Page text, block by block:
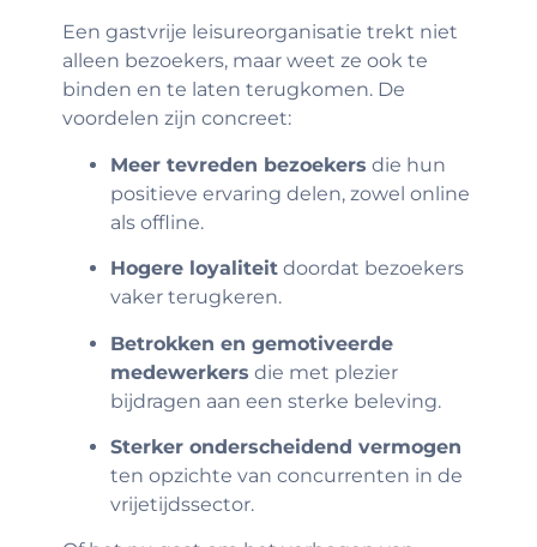
Een gastvrije leisureorganisatie trekt niet
alleen bezoekers, maar weet ze ook te
binden en te laten terugkomen. De
voordelen zijn concreet:
Meer tevreden bezoekers die hun
positieve ervaring delen, zowel online
als offline.
Hogere loyaliteitdoordat bezoekers
vaker terugkeren.
Betrokken en gemotiveerde
medewerkers die met plezier
bijdragen aan een sterke beleving.
Sterker onderscheidend vermogen
ten opzichte van concurrenten in de
vrijetijdssector.